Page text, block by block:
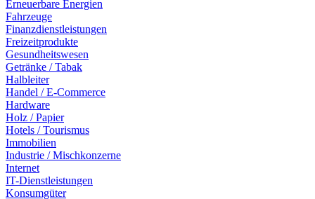
Erneuerbare Energien
Fahrzeuge
Finanzdienstleistungen
Freizeitprodukte
Gesundheitswesen
Getränke / Tabak
Halbleiter
Handel / E-Commerce
Hardware
Holz / Papier
Hotels / Tourismus
Immobilien
Industrie / Mischkonzerne
Internet
IT-Dienstleistungen
Konsumgüter